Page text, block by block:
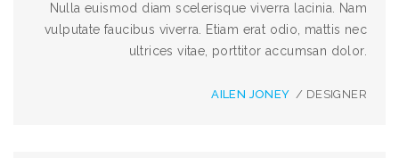
Nulla euismod diam scelerisque viverra lacinia. Nam
vulputate faucibus viverra. Etiam erat odio, mattis nec
ultrices vitae, porttitor accumsan dolor.
AILEN JONEY / DESIGNER